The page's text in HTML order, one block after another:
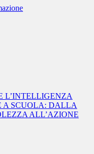
L’INTELLIGENZA
A SCUOLA: DALLA
ALL’AZIONE